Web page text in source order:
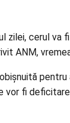
cerul
ANM,
fi